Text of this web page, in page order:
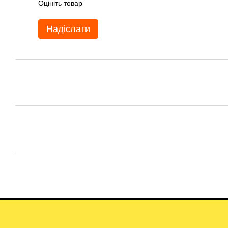
Оцініть товар
Надіслати